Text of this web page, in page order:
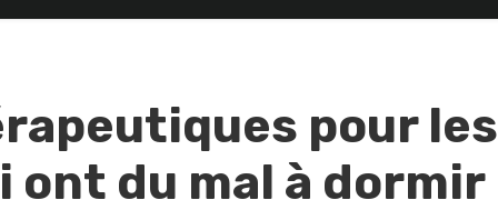
pour les
ont du mal à dormir